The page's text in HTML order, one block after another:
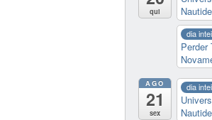
qui
dia
Perder
AGO
21
sex
dia